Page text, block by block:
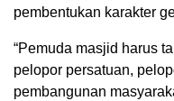
pembentukan karakter
“Pemuda masjid harus
pelopor persatuan,
pembangunan